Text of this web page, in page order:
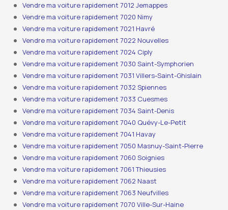
Vendre ma voiture rapidement 7012 Jemappes
Vendre ma voiture rapidement 7020 Nimy
Vendre ma voiture rapidement 7021 Havré
Vendre ma voiture rapidement 7022 Nouvelles
Vendre ma voiture rapidement 7024 Ciply
Vendre ma voiture rapidement 7030 Saint-Symphorien
Vendre ma voiture rapidement 7031 Villers-Saint-Ghislain
Vendre ma voiture rapidement 7032 Spiennes
Vendre ma voiture rapidement 7033 Cuesmes
Vendre ma voiture rapidement 7034 Saint-Denis
Vendre ma voiture rapidement 7040 Quévy-Le-Petit
Vendre ma voiture rapidement 7041 Havay
Vendre ma voiture rapidement 7050 Masnuy-Saint-Pierre
Vendre ma voiture rapidement 7060 Soignies
Vendre ma voiture rapidement 7061 Thieusies
Vendre ma voiture rapidement 7062 Naast
Vendre ma voiture rapidement 7063 Neufvilles
Vendre ma voiture rapidement 7070 Ville-Sur-Haine